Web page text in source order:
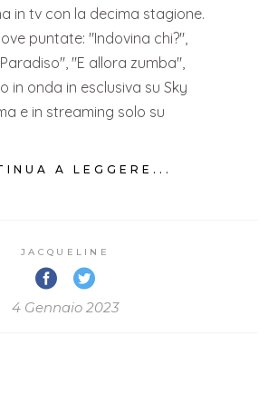
in tv con la decima stagione.
puntate: "Indovina chi?",
"E allora zumba",
in onda in esclusiva su Sky
e in streaming solo su
A LEGGERE...
JACQUELINE
4 Gennaio 2023